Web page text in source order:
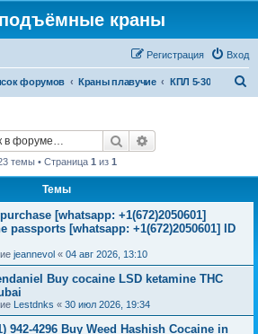
краны
Вход
Регистрация
форумов Краны плавучие КПЛ 5-30
Поиск
темы • Страница 1 из 1
Темы
[whatsapp: +1(672)2050601]
passports [whatsapp: +1(672)2050601] ID
jeannevol « 04 авг 2026, 13:10
Buy cocaine LSD ketamine THC
Lestdnks « 30 июл 2026, 19:34
942-4296 Buy Weed Hashish Cocaine in